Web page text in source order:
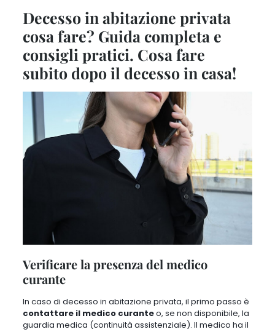
Decesso in abitazione privata
cosa fare? Guida completa e
consigli pratici. Cosa fare
subito dopo il decesso in casa!
Verificare la presenza del medico
curante
In caso di decesso in abitazione privata, il primo passo è
contattare il medico curanteo, se non disponibile, la
guardia medica (continuità assistenziale). Il medico ha il